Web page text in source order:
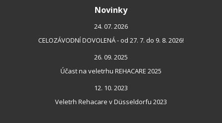
Novinky
24. 07. 2026
CELOZÁVODNÍ DOVOLENÁ - od 27. 7. do 9. 8. 2026!
26. 09. 2025
Účast na veletrhu REHACARE 2025
12. 10. 2023
Veletrh Rehacare v Düsseldorfu 2023